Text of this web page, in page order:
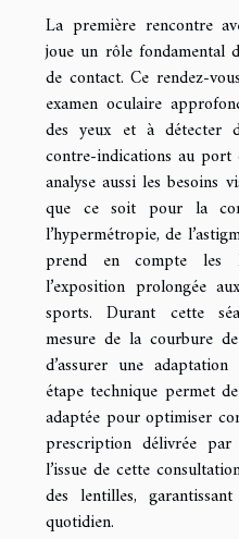
La première rencontre
joue un rôle fondamental
de contact. Ce rendez-
examen oculaire
des yeux et à détecter
contre-indications au
analyse aussi les besoins
que ce soit pour la
l’hypermétropie, de
prend en compte les
l’exposition prolongée
sports. Durant cette
mesure de la courbure
d’assurer une
étape technique permet
adaptée pour optimiser
prescription délivrée
l’issue de cette
des lentilles,
quotidien.